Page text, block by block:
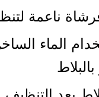
ناعمة
الماء